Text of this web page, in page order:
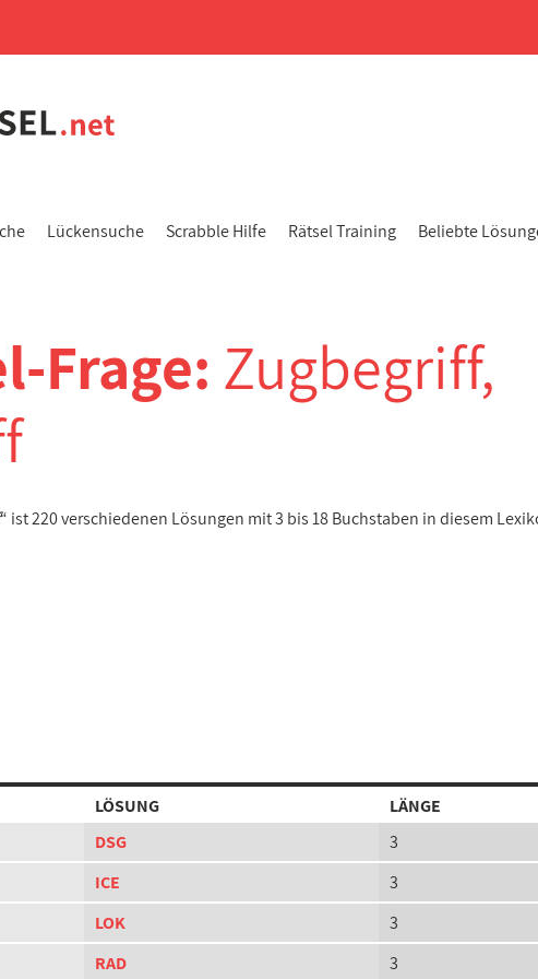
Lückensuche Scrabble Hilfe Rätsel Training Beliebte
Frage: Zugbegriff,
“ ist 220 verschiedenen Lösungen mit 3 bis 18 Buchstaben in diesem
LÖSUNG
LÄNGE
DSG
3
ICE
3
LOK
3
RAD 3